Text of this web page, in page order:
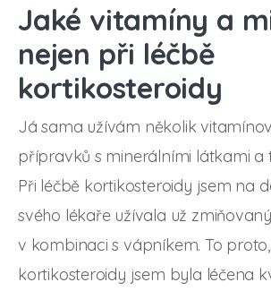
Jaké vitamíny a
nejen při léčbě
kortikosteroidy
Já sama užívám několik
přípravků s minerálními látkami a
Při léčbě kortikosteroidy jsem na
svého lékaře užívala už
v kombinaci s vápníkem. To
kortikosteroidy jsem byla léčena